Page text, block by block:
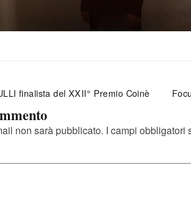
finalista del XXII° Premio Coinè
non sarà pubblicato. I campi obbligatori